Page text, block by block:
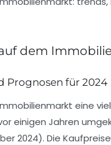
dem
Prognosen für 2024
eine
einigen Jahren
2024). Die Kaufpreise